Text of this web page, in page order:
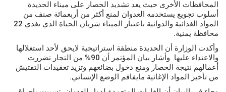
المحافظات الأخرى حيث يعد تشديد الحصار على ميناء الحديدة
أسلوب تجويع يستخدمه العدوان لمنع أكثر من أربعمائة صنف من
المواد الغذائية والدوائية باعتبار الميناء شريان الحياة الذي يغذي 22
محافظة يمنية.
وأكدت الوزارة أن الحديدة منطقة استراتيجية لايحق لأحد استغلالها
والاعتداء عليها وأشار بيان المؤتمر أن 90% من التجار تضررت
أعمالهم نتيجة الحصار ومنع دخول بضائعهم وتزيد تعقيدات التفتيش
من تأخير المواد الإغاثية مايفاقم الوضع الإنساني.